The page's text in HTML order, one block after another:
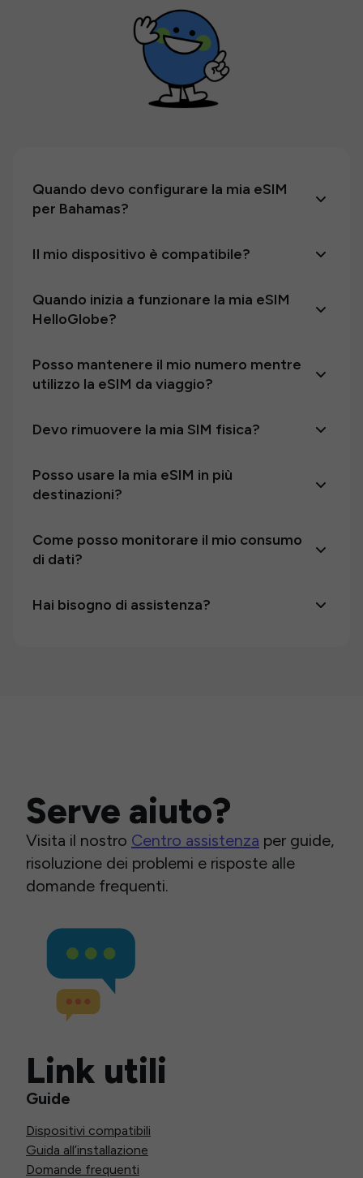
Quando devo configurare la mia eSIM
per Bahamas?
Il mio dispositivo è compatibile?
Quando inizia a funzionare la mia eSIM
HelloGlobe?
Posso mantenere il mio numero mentre
utilizzo la eSIM da viaggio?
Devo rimuovere la mia SIM fisica?
Posso usare la mia eSIM in più
destinazioni?
Come posso monitorare il mio consumo
di dati?
Hai bisogno di assistenza?
Serve aiuto?
Visita il nostro Centro assistenza per guide,
risoluzione dei problemi e risposte alle
domande frequenti.
Link utili
Guide
Dispositivi compatibili
Guida all’installazione
Domande frequenti